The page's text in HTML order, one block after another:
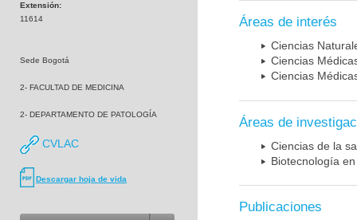
Extensión:
11614
Sede Bogotá
2- FACULTAD DE MEDICINA
2- DEPARTAMENTO DE PATOLOGÍA
CVLAC
Descargar hoja de vida
Áreas de interés
Ciencias
Ciencias
Ciencias
Áreas de
Ciencias de la
Biotecnología
Publicaciones